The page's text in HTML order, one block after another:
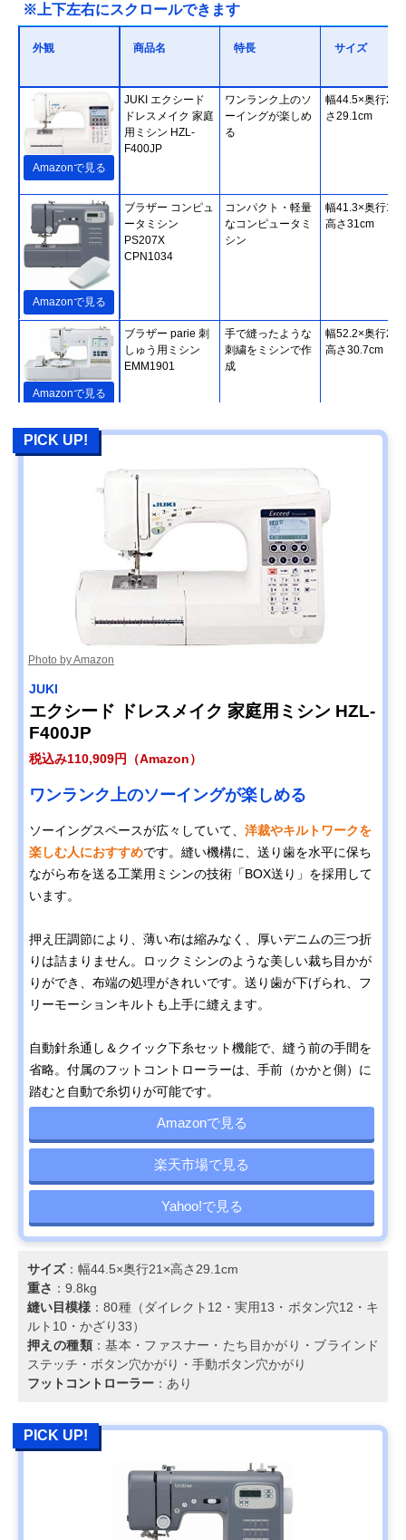
※上下左右にスクロールできます
外観 商品名 特長 サイズ
Amazonで見る
JUKI エクシード
ドレスメイク 家庭
用ミシン HZL-
F400JP
ワンランク上のソ
ーイングが楽しめ
る
幅44.5×奥行
さ29.1cm
Amazonで見る
‎ブラザー コンピュ
ータミシン
PS207X
CPN1034
コンパクト・軽量
なコンピュータミ
シン
幅41.3×奥行
高さ31cm
Amazonで見る
ブラザー parie 刺
しゅう用ミシン
EMM1901
手で縫ったような
刺繍をミシンで作
成
幅52.2×奥行
高さ30.7cm
ン JN831
幅40.6×奥行
JUKI グレース 家
庭用ミシン HZL-
G100B
スムーズに布を送
る毎分900針の強
力モーター
子育てにもっとい
いミシン MM-30
子育て世帯におす
すめ！ステッチ＆
縫い模様200種
Amazonで見る
ン JP210M
を両立
ータミシン S71-
SL
楽しめる自動文字
縫い
Amazonで見る
アックスヤマザキ
TOKYO OTOKOミ
シン OM-01
インテリアにもな
るおしゃれなレト
ロデザイン
幅44×奥行24×高
シン
PICK UP!
Photo by Amazon
JUKI
エクシード ドレスメイク 家庭用ミシン HZL-
F400JP
税込み110,909円（Amazon）
ワンランク上のソーイングが楽しめる
ソーイングスペースが広々していて、 洋裁やキルトワークを
楽しむ人におすすめです。縫い機構に、送り歯を水平に保ち
ながら布を送る工業用ミシンの技術「BOX送り」を採用して
います。
押え圧調節により、薄い布は縮みなく、厚いデニムの三つ折
りは詰まりません。ロックミシンのような美しい裁ち目かが
りができ、布端の処理がきれいです。送り歯が下げられ、フ
リーモーションキルトも上手に縫えます。
自動針糸通し＆クイック下糸セット機能で、縫う前の手間を
省略。付属のフットコントローラーは、手前（かかと側）に
踏むと自動で糸切りが可能です。
Amazonで見る
楽天市場で見る
Yahoo!で見る
サイズ：幅44.5×奥行21×高さ29.1cm
重さ ：9.8kg
縫い目模様 ：80種（ダイレクト12・実用13・ボタン穴12・キ
ルト10・かざり33）
押えの種類：基本・ファスナー・たち目かがり・ブラインド
ステッチ・ボタン穴かがり・手動ボタン穴かがり
フットコントローラー ：あり
PICK UP!